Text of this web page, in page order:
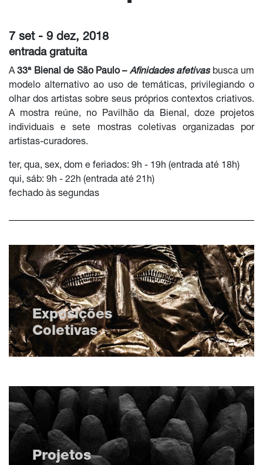
7 set - 9 dez, 2018
entrada gratuita
A33ª Bienal de São Paulo –Afinidades afetivas busca um
modelo alternativo ao uso de temáticas, privilegiando o
olhar dos artistas sobre seus próprios contextos criativos.
A mostra reúne, no Pavilhão da Bienal, doze projetos
individuais e sete mostras coletivas organizadas por
artistas-curadores.
ter, qua, sex, dom e feriados: 9h - 19h (entrada até 18h)
qui, sáb: 9h - 22h (entrada até 21h)
fechado às segundas
Exposições
Coletivas
Projetos